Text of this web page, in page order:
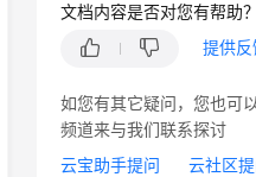
文档内容是否对您有帮助？
提供反
如您有其它疑问，您也可
频道来与我们联系探讨
云宝助手提问
云社区